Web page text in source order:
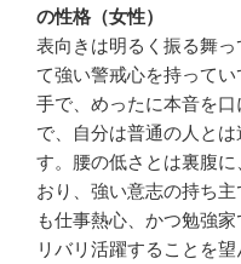
の性格（女性）
表向きは明るく振る舞
て強い警戒心を持って
手で、めったに本音を
で、自分は普通の人と
す。腰の低さとは裏腹
おり、強い意志の持ち
も仕事熱心、かつ勉強
リバリ活躍することを